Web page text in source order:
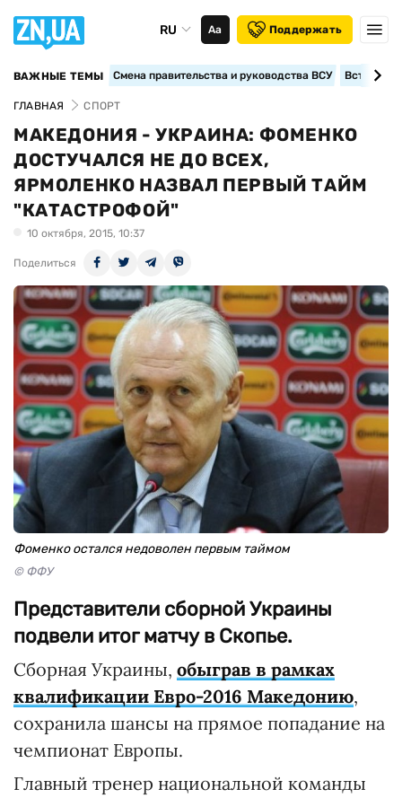
RU Аа Поддержать
ВАЖНЫЕ ТЕМЫ Смена правительства и руководства ВСУ
ГЛАВНАЯ СПОРТ
МАКЕДОНИЯ - УКРАИНА: ФОМЕНКО
ДОСТУЧАЛСЯ НЕ ДО ВСЕХ,
ЯРМОЛЕНКО НАЗВАЛ ПЕРВЫЙ ТАЙМ
"КАТАСТРОФОЙ"
10 октября, 2015, 10:37
Поделиться
Фоменко остался недоволен первым таймом
© ФФУ
Представители сборной Украины
подвели итог матчу в Скопье.
Сборная Украины, обыграв в рамках
квалификации Евро-2016 Македонию,
сохранила шансы на прямое попадание на
чемпионат Европы.
Главный тренер национальной команды